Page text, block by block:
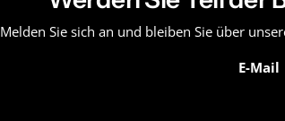
Melden Sie sich an und bleiben Sie über
E-Mail